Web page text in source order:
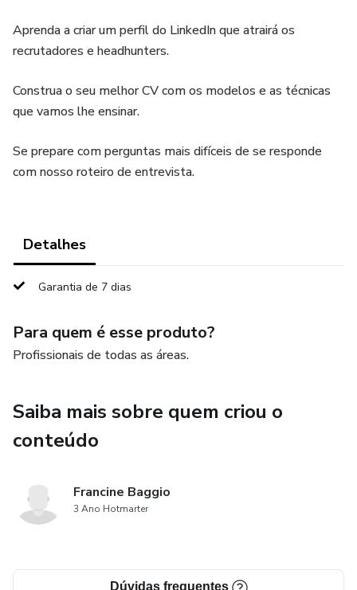
Aprenda a criar um perfil do LinkedIn que atrairá os
recrutadores e headhunters.
Construa o seu melhor CV com os modelos e as técnicas
que vamos lhe ensinar.
Se prepare com perguntas mais difíceis de se responde
com nosso roteiro de entrevista.
Detalhes
Garantia de 7 dias
Para quem é esse produto?
Profissionais de todas as áreas.
Saiba mais sobre quem criou o
conteúdo
Francine Baggio
3 Ano Hotmarter
Dúvidas frequentes